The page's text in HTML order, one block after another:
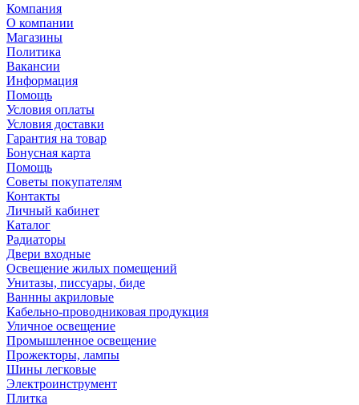
Компания
О компании
Магазины
Политика
Вакансии
Информация
Помощь
Условия оплаты
Условия доставки
Гарантия на товар
Бонусная карта
Помощь
Советы покупателям
Контакты
Личный кабинет
Каталог
Радиаторы
Двери входные
Освещение жилых помещений
Унитазы, писсуары, биде
Ваннны акриловые
Кабельно-проводниковая продукция
Уличное освещение
Промышленное освещение
Прожекторы, лампы
Шины легковые
Электроинструмент
Плитка